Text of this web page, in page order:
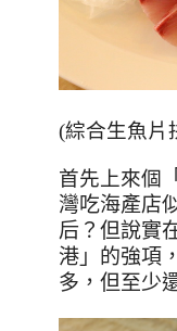
(綜合生魚片
首先上來個
灣吃海產店
后？但說實
港」的強項
多，但至少